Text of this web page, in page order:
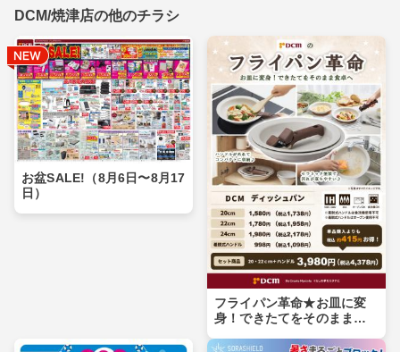
DCM/焼津店の他のチラシ
お盆SALE!（8月6日〜8月17
日）
フライパン革命★お皿に変
身！できたてをそのまま食